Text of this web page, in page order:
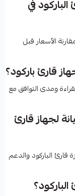
في
الأسعار قبل
قارئ باركود؟
ومدى التوافق مع
لجهاز قارئ
الباركود والدعم